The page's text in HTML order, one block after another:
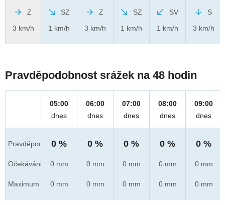
Z
3 km/h
SZ
1 km/h
Z
3 km/h
SZ
1 km/h
SV
1 km/h
S
3 km/h
Pravděpodobnost srážek na 48 hodin
Pravděpod.
Očekáváno
Maximum
05:00
dnes
0 %
0 mm
0 mm
06:00
dnes
0 %
0 mm
0 mm
07:00
dnes
0 %
0 mm
0 mm
08:00
dnes
0 %
0 mm
0 mm
09:00
dnes
0 %
0 mm
0 mm